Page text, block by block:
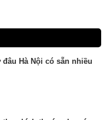
đâu Hà Nội có sẵn nhiều